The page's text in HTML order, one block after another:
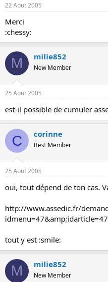
22 Aout 2005
Merci
:chessy:
M milie852
New Member
25 Aout 2005
est-il possible de cumuler
C corinne
Best Member
25 Aout 2005
oui, tout dépend de ton cas.
http://www.assedic.fr/
tout y est :smile:
M milie852
New Member